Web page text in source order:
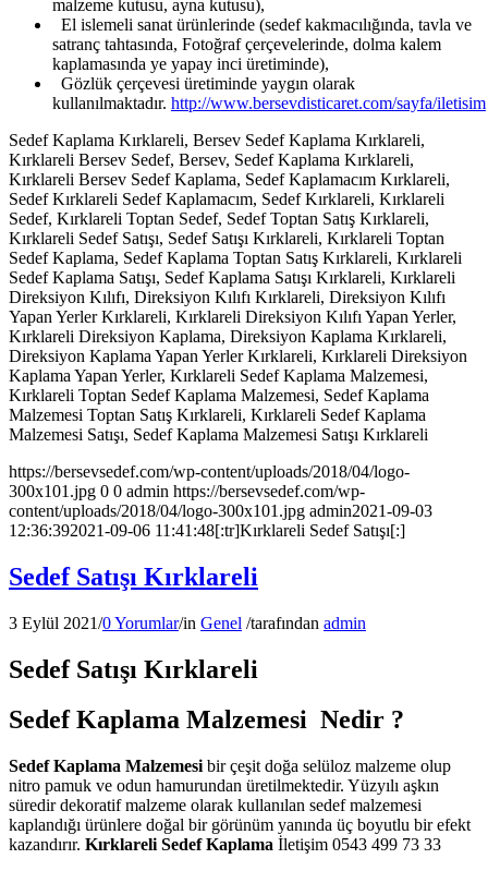
malzeme kutusu, ayna kutusu),
El islemeli sanat ürünlerinde (sedef kakmacılığında, tavla ve
satranç tahtasında, Fotoğraf çerçevelerinde, dolma kalem
kaplamasında ye yapay inci üretiminde),
Gözlük çerçevesi üretiminde yaygın olarak
kullanılmaktadır. http://www.bersevdisticaret.com/sayfa/iletisim
Sedef Kaplama Kırklareli, Bersev Sedef Kaplama Kırklareli,
Kırklareli Bersev Sedef, Bersev, Sedef Kaplama Kırklareli,
Kırklareli Bersev Sedef Kaplama, Sedef Kaplamacım Kırklareli,
Sedef Kırklareli Sedef Kaplamacım, Sedef Kırklareli, Kırklareli
Sedef, Kırklareli Toptan Sedef, Sedef Toptan Satış Kırklareli,
Kırklareli Sedef Satışı, Sedef Satışı Kırklareli, Kırklareli Toptan
Sedef Kaplama, Sedef Kaplama Toptan Satış Kırklareli, Kırklareli
Sedef Kaplama Satışı, Sedef Kaplama Satışı Kırklareli, Kırklareli
Direksiyon Kılıfı, Direksiyon Kılıfı Kırklareli, Direksiyon Kılıfı
Yapan Yerler Kırklareli, Kırklareli Direksiyon Kılıfı Yapan Yerler,
Kırklareli Direksiyon Kaplama, Direksiyon Kaplama Kırklareli,
Direksiyon Kaplama Yapan Yerler Kırklareli, Kırklareli Direksiyon
Kaplama Yapan Yerler, Kırklareli Sedef Kaplama Malzemesi,
Kırklareli Toptan Sedef Kaplama Malzemesi, Sedef Kaplama
Malzemesi Toptan Satış Kırklareli, Kırklareli Sedef Kaplama
Malzemesi Satışı, Sedef Kaplama Malzemesi Satışı Kırklareli
https://bersevsedef.com/wp-content/uploads/2018/04/logo-
300x101.jpg 0 0 admin https://bersevsedef.com/wp-
content/uploads/2018/04/logo-300x101.jpg admin2021-09-03
12:36:392021-09-06 11:41:48[:tr]Kırklareli Sedef Satışı[:]
Sedef Satışı Kırklareli
3 Eylül 2021/0 Yorumlar/in Genel /tarafından admin
Sedef Satışı Kırklareli
Sedef Kaplama Malzemesi Nedir ?
Sedef Kaplama Malzemesi bir çeşit doğa selüloz malzeme olup
nitro pamuk ve odun hamurundan üretilmektedir. Yüzyılı aşkın
süredir dekoratif malzeme olarak kullanılan sedef malzemesi
kaplandığı ürünlere doğal bir görünüm yanında üç boyutlu bir efekt
kazandırır. Kırklareli Sedef Kaplama İletişim 0543 499 73 33